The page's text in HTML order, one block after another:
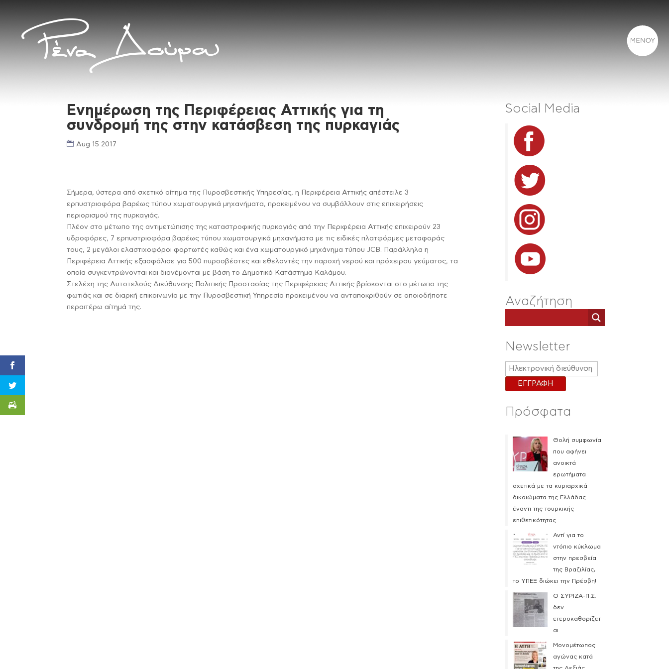
Ενημέρωση της Περιφέρειας Αττικής για τη
συνδρομή της στην κατάσβεση της πυρκαγιάς
Aug 15 2017
Σήμερα, ύστερα από σχετικό αίτημα της Πυροσβεστικής Υπηρεσίας, η Περιφέρεια Αττικής απέστειλε 3
ερπυστριοφόρα βαρέως τύπου χωματουργικά μηχανήματα, προκειμένου να συμβάλλουν στις επιχειρήσεις
περιορισμού της πυρκαγιάς.
Πλέον στο μέτωπο της αντιμετώπισης της καταστροφικής πυρκαγιάς από την Περιφέρεια Αττικής επιχειρούν 23
υδροφόρες, 7 ερπυστριοφόρα βαρέως τύπου χωματουργικά μηχανήματα με τις ειδικές πλατφόρμες μεταφοράς
τους, 2 μεγάλοι ελαστιχοφόροι φορτωτές καθώς και ένα χωματουργικό μηχάνημα τύπου JCB. Παράλληλα η
Περιφέρεια Αττικής εξασφάλισε για 500 πυροσβέστες και εθελοντές την παροχή νερού και πρόχειρου γεύματος, τα
οποία συγκεντρώνονται και διανέμονται με βάση το Δημοτικό Κατάστημα Καλάμου.
Στελέχη της Αυτοτελούς Διεύθυνσης Πολιτικής Προστασίας της Περιφέρειας Αττικής βρίσκονται στο μέτωπο της
φωτιάς και σε διαρκή επικοινωνία με την Πυροσβεστική Υπηρεσία προκειμένου να ανταποκριθούν σε οποιοδήποτε
περαιτέρω αίτημά της.
Social Media
Αναζήτηση
Newsletter
Πρόσφατα
Θολή συμφωνία
που αφήνει
ανοικτά
ερωτήματα
σχετικά με τα κυριαρχικά
δικαιώματα της Ελλάδας
έναντι της τουρκικής
επιθετικότητας
Αντί για το
ντόπιο κύκλωμα
στην πρεσβεία
της Βραζιλίας,
το ΥΠΕΞ διώκει την Πρέσβη!
Ο ΣΥΡΙΖΑ-Π.Σ.
δεν
ετεροκαθορίζετ
αι
Μονομέτωπος
αγώνας κατά